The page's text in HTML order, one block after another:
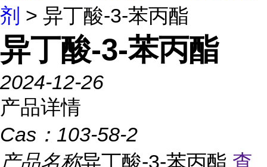
剂 > 异丁酸-3-苯丙酯
异丁酸-3-苯丙酯
2024-12-26
产品详情
Cas： 103-58-2
产品名称异丁酸-3-苯丙酯 查